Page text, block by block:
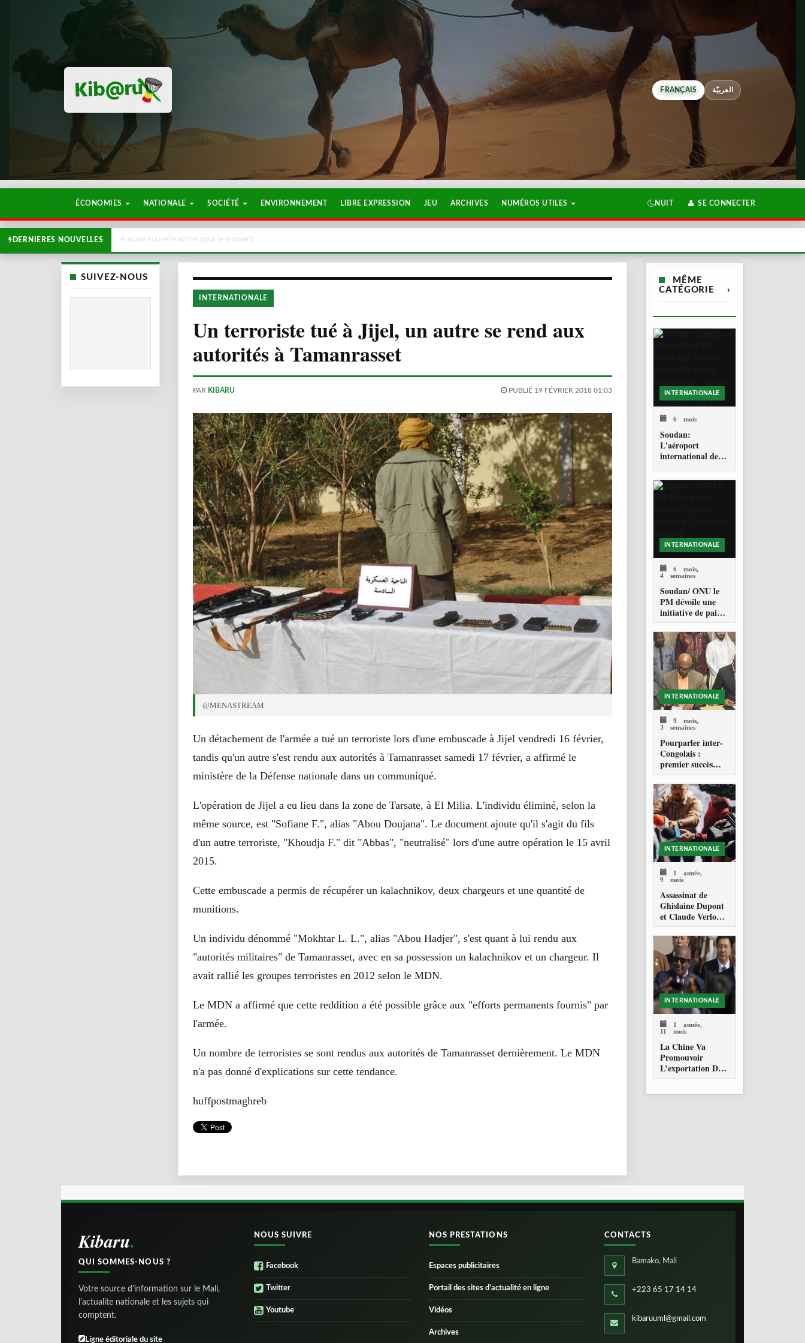
FRANÇAIS العربيّة
ÉCONOMIES NATIONALE SOCIÉTÉ ENVIRONNEMENT LIBRE EXPRESSION JEU ARCHIVES NUMÉROS UTILES NUIT SE CONNECTER
DERNIERES NOUVELLES Aucune nouvelle active pour le moment.
SUIVEZ-NOUS
INTERNATIONALE
Un terroriste tué à Jijel, un autre se rend aux
autorités à Tamanrasset
PAR KIBARU PUBLIÉ 19 FÉVRIER 2018 01:03
@MENASTREAM
Un détachement de l'armée a tué un terroriste lors d'une embuscade à Jijel vendredi 16 février,
tandis qu'un autre s'est rendu aux autorités à Tamanrasset samedi 17 février, a affirmé le
ministère de la Défense nationale dans un communiqué.
L'opération de Jijel a eu lieu dans la zone de Tarsate, à El Milia. L'individu éliminé, selon la
même source, est "Sofiane F.", alias "Abou Doujana". Le document ajoute qu'il s'agit du fils
d'un autre terroriste, "Khoudja F." dit "Abbas", "neutralisé" lors d'une autre opération le 15 avril
2015.
Cette embuscade a permis de récupérer un kalachnikov, deux chargeurs et une quantité de
munitions.
Un individu dénommé "Mokhtar L. L.", alias "Abou Hadjer", s'est quant à lui rendu aux
"autorités militaires" de Tamanrasset, avec en sa possession un kalachnikov et un chargeur. Il
avait rallié les groupes terroristes en 2012 selon le MDN.
Le MDN a affirmé que cette reddition a été possible grâce aux "efforts permanents fournis" par
l'armée.
Un nombre de terroristes se sont rendus aux autorités de Tamanrasset dernièrement. Le MDN
n'a pas donné d'explications sur cette tendance.
huffpostmaghreb
MÊME
CATÉGORIE
›
INTERNATIONALE
6 mois
Soudan:
L'aéroport
international de
son redémarrage
stratégique : vers
INTERNATIONALE
6 mois,
4 semaines
Soudan/ ONU le
PM dévoile une
initiative de paix
devant le Conseil
de Sécurité
INTERNATIONALE
9 mois,
3 semaines
Pourparler inter-
Congolais :
premier succès
pour Zahabi Ould
Sidi Mohamed
INTERNATIONALE
1 année,
9 mois
Assassinat de
Ghislaine Dupont
et Claude Verlon :
Onze ans
d’impunité et un
appel pressant de
l’ONU pour la
justice
INTERNATIONALE
1 année,
11 mois
La Chine Va
Promouvoir
L’exportation De
Sa Technologie
Kibaru
QUI SOMMES-NOUS ?
Votre source d'information sur le Mali,
l'actualite nationale et les sujets qui
comptent.
Ligne éditoriale du site
NOUS SUIVRE
Facebook
Twitter
Youtube
NOS PRESTATIONS
Espaces publicitaires
Portail des sites d’actualité en ligne
Vidéos
Archives
CONTACTS
Bamako, Mali
+223 65 17 14 14
kibaruuml@gmail.com